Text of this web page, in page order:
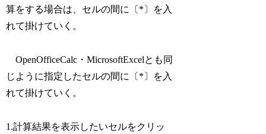
算をする場合は、セルの間に〔*〕を入
れて掛けていく。
OpenOfficeCalc・MicrosoftExcelとも同
じように指定したセルの間に〔*〕を入
れて掛けていく。
1.計算結果を表示したいセルをクリッ